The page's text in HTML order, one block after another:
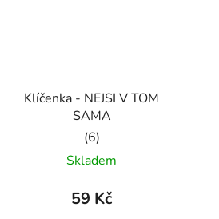
Klíčenka - NEJSI V TOM
SAMA
Průměrné
hodnocení
produktu
Skladem
59 Kč